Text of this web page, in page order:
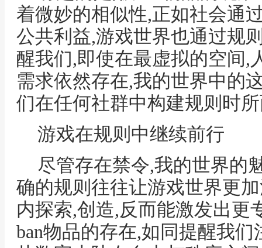
着微妙的相似性,正如社会通
公共利益,游戏世界也通过规
醒我们,即使在最虚拟的空间,
需求依然存在,我的世界中的
们在任何社群中构建规则时
游戏在规则中继续前行
尽管存在禁令,我的世界的
确的规则往往让游戏世界更
内探索,创造,反而能激发出更
ban物品的存在,如同提醒我